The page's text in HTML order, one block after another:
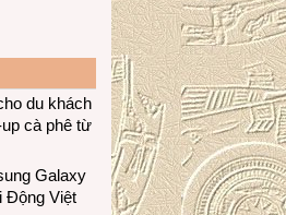
du khách
cà phê từ
Galaxy
Động Việt